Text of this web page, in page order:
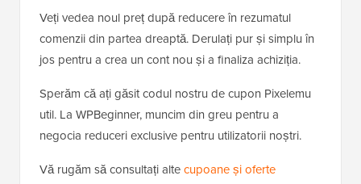
Veți vedea noul preț după reducere în rezumatul
comenzii din partea dreaptă. Derulați pur și simplu în
jos pentru a crea un cont nou și a finaliza achiziția.
Sperăm că ați găsit codul nostru de cupon Pixelemu
util. La WPBeginner, muncim din greu pentru a
negocia reduceri exclusive pentru utilizatorii noștri.
Vă rugăm să consultați altecupoane și oferte